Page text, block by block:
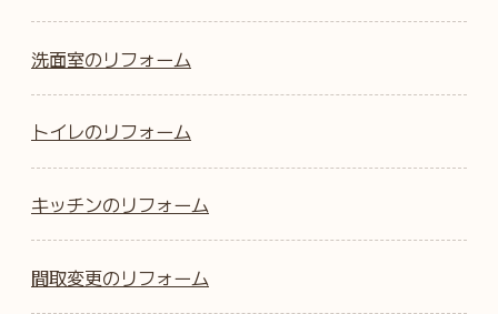
洗面室のリフォーム
トイレのリフォーム
キッチンのリフォーム
間取変更のリフォーム